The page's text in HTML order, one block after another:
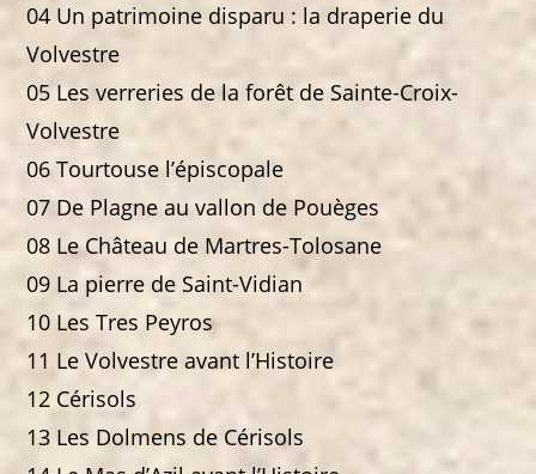
04 Un patrimoine disparu : la draperie du
Volvestre
05 Les verreries de la forêt de Sainte-Croix-
Volvestre
06 Tourtouse l’épiscopale
07 De Plagne au vallon de Pouèges
08 Le Château de Martres-Tolosane
09 La pierre de Saint-Vidian
10 Les Tres Peyros
11 Le Volvestre avant l’Histoire
12 Cérisols
13 Les Dolmens de Cérisols